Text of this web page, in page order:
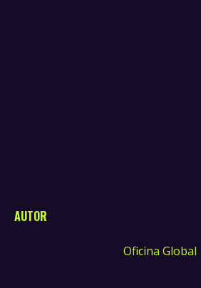
AUTOR
Oficina Global